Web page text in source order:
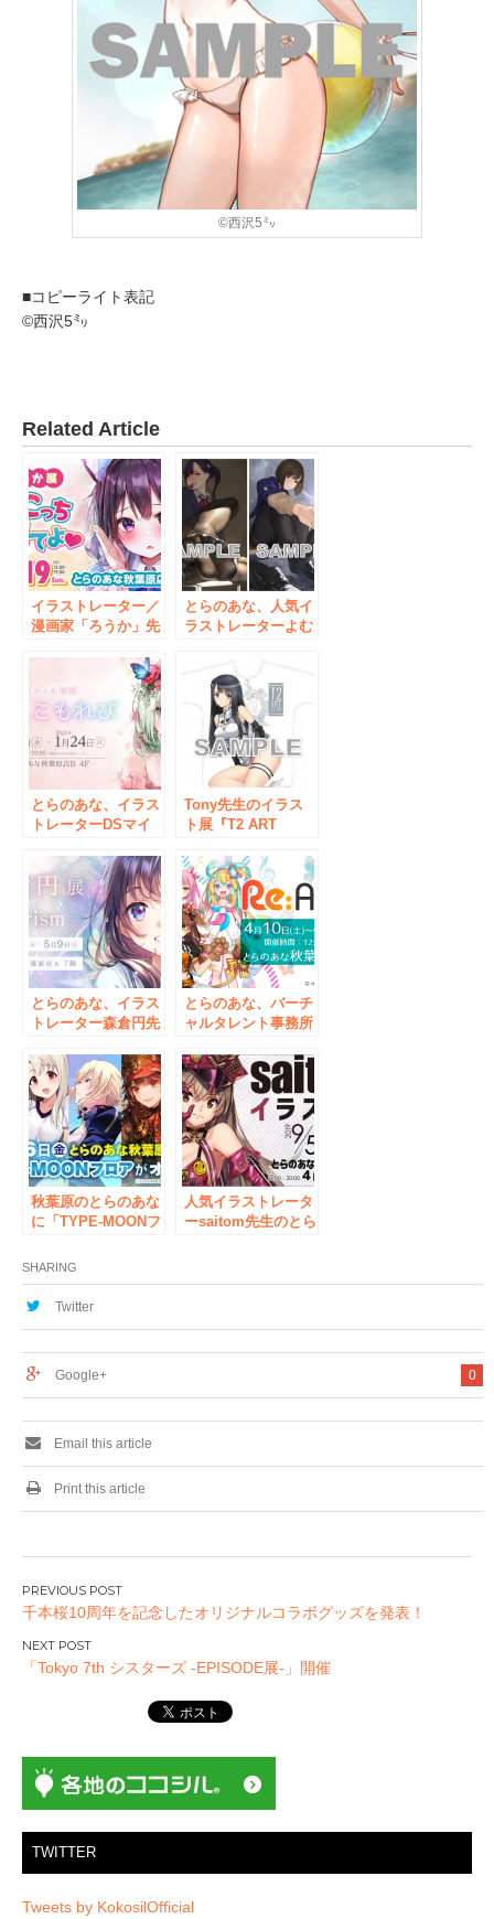
©西沢5㍉
■コピーライト表記
©西沢5㍉
Related Article
イラストレーター／
漫画家「ろうか」先
を、9月3日より秋葉
原のとらのあなで開
催！
とらのあな、人気イ
ラストレーターよむ
12月6日より秋葉原
で開催！
とらのあな、イラス
トレーターDSマイ
イラスト展『明日、
こもれび』を、秋葉
原のとらのあなで
2021年1月に開催！
Tony先生のイラス
ト展『T2 ART
2020 Winter』を
2019年12月27日よ
り秋葉原のとらのあ
なで開催！
とらのあな、イラス
トレーター森倉円先
「森倉円展 Prism」
を、4月30日より秋
葉原で開催！
とらのあな、バーチ
ャルタレント事務所
スト展『Re:AcT展
東京』を、4月10日
より秋葉原で初開
催！
秋葉原のとらのあな
に「TYPE-MOONフ
年11月6日、とらの
あな秋葉原店Bがフ
ロアリニューアルオ
人気イラストレータ
ーsaitom先生のとら
9月5日より秋葉原で
SHARING
Twitter
0
Google+
Email this article
Print this article
投
稿
ナ
ビ
シ
ョ
千本桜10周年を記念したオリジナルコラボグッズを発表！
「Tokyo 7th シスターズ -EPISODE展-」開催
TWITTER
Tweets by KokosilOfficial